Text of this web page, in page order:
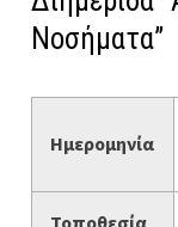
Νοσήματα”
Ημερομηνία
Τοποθεσία